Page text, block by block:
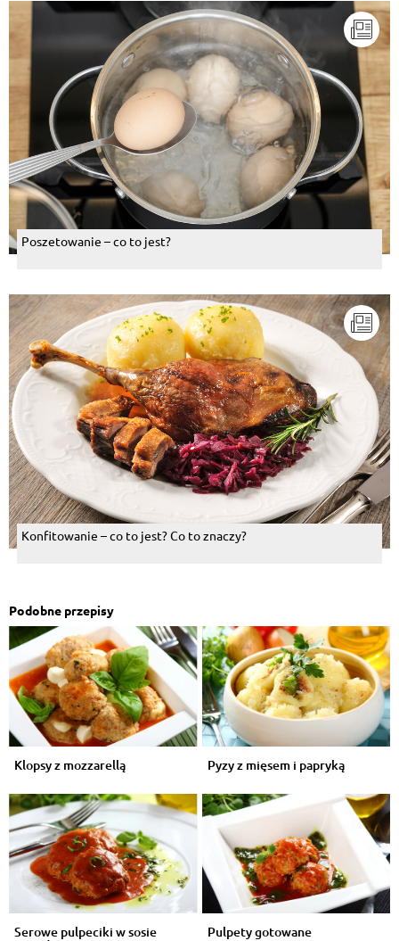
Poszetowanie – co to jest?
Konfitowanie – co to jest? Co to znaczy?
Podobne przepisy
Klopsy z mozzarellą Pyzy z mięsem i papryką
Serowe pulpeciki w sosie Pulpety gotowane